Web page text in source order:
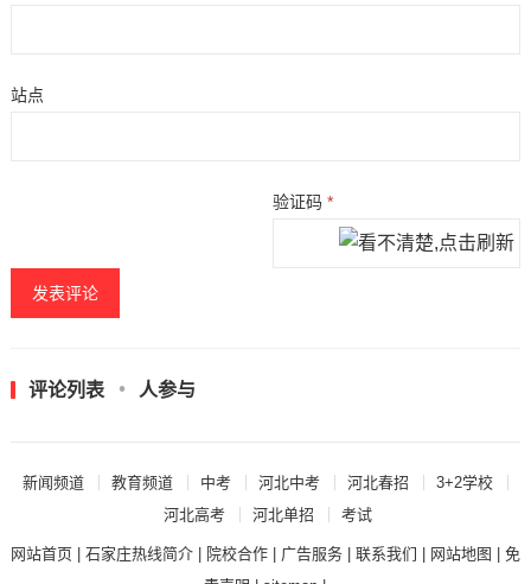
站点
验证码*
评论列表 人参与
新闻频道 教育频道 中考 河北中考 河北春招
3+2学校
河北高考
河北单招 考试
网站首页| 石家庄热线简介| 院校合作| 广告服务| 联系我们 网站地图
免